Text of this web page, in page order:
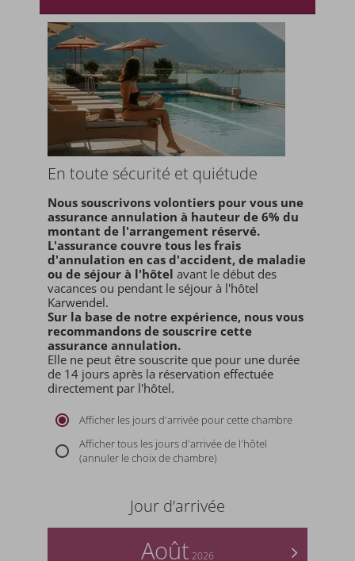
En toute sécurité et quiétude
Nous souscrivons volontiers pour vous une
assurance annulation à hauteur de 6% du
montant de l'arrangement réservé.
L'assurance couvre tous les frais
d'annulation en cas d'accident, de maladie
ou de séjour à l'hôtel avant le début des
vacances ou pendant le séjour à l'hôtel
Karwendel.
Sur la base de notre expérience, nous vous
recommandons de souscrire cette
assurance annulation.
Elle ne peut être souscrite que pour une durée
de 14 jours après la réservation effectuée
directement par l'hôtel.
Afficher les jours d'arrivée pour cette chambre
Afficher tous les jours d'arrivée de l'hôtel
(annuler le choix de chambre)
Jour d’arrivée
>
Août 2026